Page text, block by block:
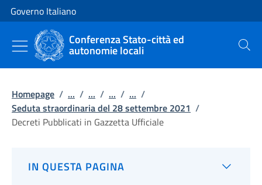
Vai al contenuto
Vai alla navigazione del sito
Governo Italiano
Conferenza Stato-città ed
autonomie locali Cerca
Homepage / ... / ... / ... / ... /
Seduta straordinaria del 28 settembre 2021 /
Decreti Pubblicati in Gazzetta Ufficiale
IN QUESTA PAGINA